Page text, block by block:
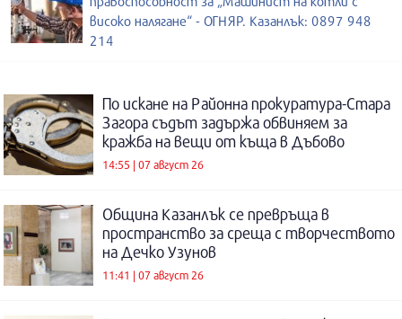
високо налягане“ - ОГНЯР. Казанлък: 0897 948
214
По искане на Районна прокуратура-Стара
Загора съдът задържа обвиняем за
кражба на вещи от къща в Дъбово
14:55 | 07 август 26
Община Казанлък се превръща в
пространство за среща с творчеството
на Дечко Узунов
11:41 | 07 август 26